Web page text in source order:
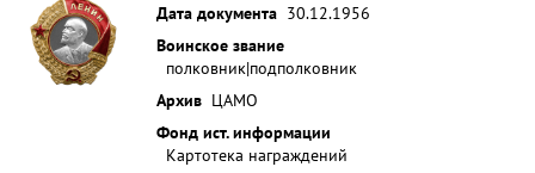
Дата документа 30.12.1956
Воинское звание
полковник|подполковник
Архив ЦАМО
Фонд ист. информации
Картотека награждений